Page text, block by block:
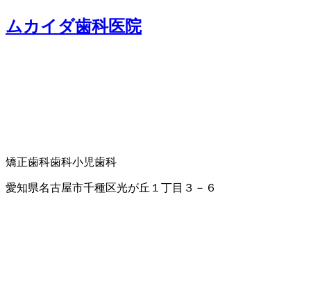
ムカイダ歯科医院
矯正歯科歯科小児歯科
愛知県名古屋市千種区光が丘１丁目３－６